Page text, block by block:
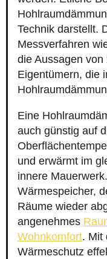
Technik darstellt.
Messverfahren
die Aussagen
Eigentümern, die
Eine
auch günstig auf
und erwärmt im
innere
Wärmespeicher,
Räume wieder
angenehmes
Wohnkomfort. Mit
Wärmeschutz